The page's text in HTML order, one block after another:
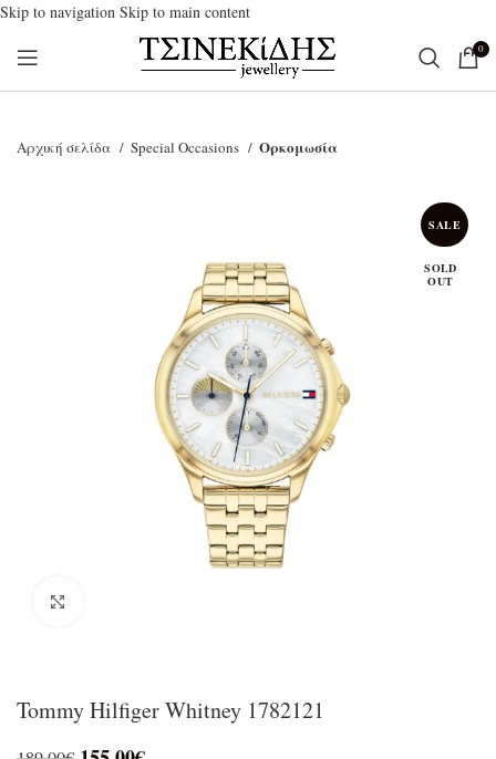
Skip to navigation Skip to main content
0
Αρχική σελίδα Special Occasions Ορκομωσία
SALE
SOLD
OUT
Tommy Hilfiger Whitney 1782121